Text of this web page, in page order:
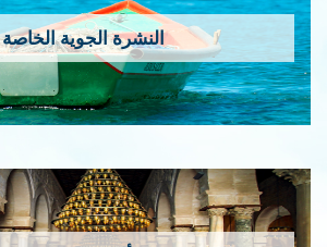
النشرة الجوية الخاصة